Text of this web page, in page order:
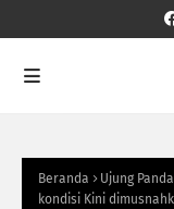
Beranda Ujung
kondisi Kini